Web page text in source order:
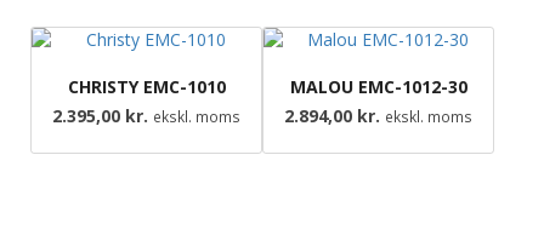
CHRISTY EMC-1010
2.395,00 kr. ekskl. moms
MALOU EMC-1012-30
2.894,00 kr. ekskl. moms